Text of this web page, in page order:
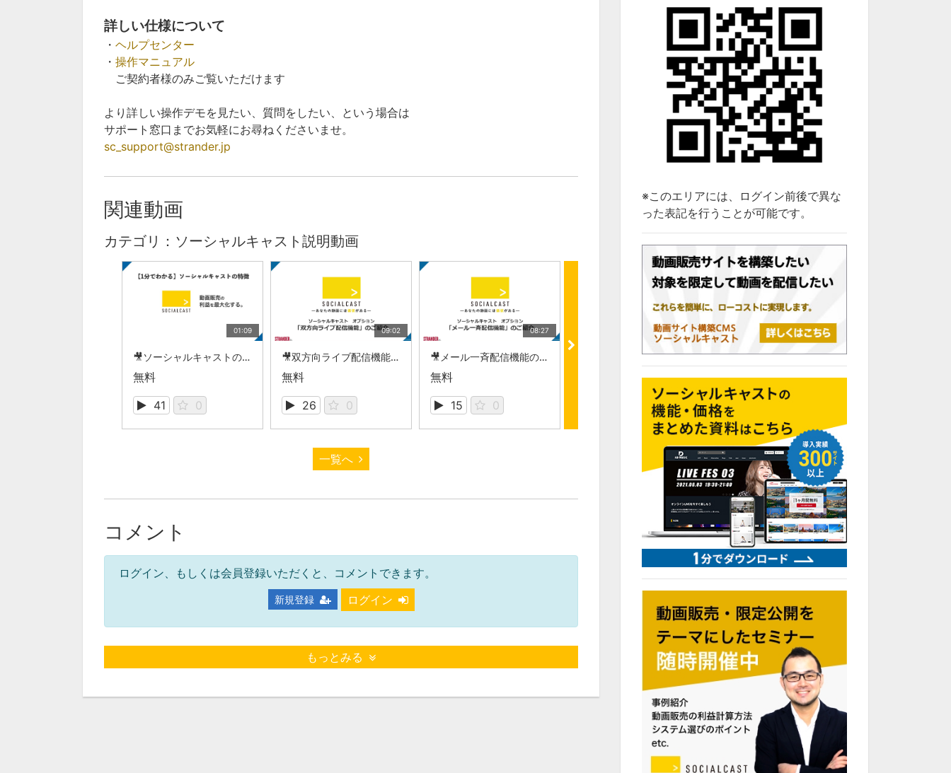
詳しい仕様について
・ ヘルプセンター
・ 操作マニュアル
ご契約者様のみご覧いただけます
より詳しい操作デモを見たい、質問をしたい、という場合は
サポート窓口までお気軽にお尋ねくださいませ。
sc_support@strander.jp
関連動画
カテゴリ：ソーシャルキャスト説明動画
01:09
🎥ソーシャルキャストの紹介
無料
41
0
09:02
🎥双方向ライブ配信機能の紹介【ソーシャルキャスト】
無料
26
0
08:27
🎥メール一斉配信機能の紹介【ソーシャルキャスト】
無料
15
0
07:26
🎥システム概要説明：ソーシャルキャストを動画で知る
0
11:38
🎥動画の登録：ソーシャルキャストを動画で知る
無料
一覧へ
コメント
ログイン、もしくは会員登録いただくと、コメントできます。
新規登録 ログイン
もっとみる
※このエリアには、ログイン前後で異な
った表記を行うことが可能です。